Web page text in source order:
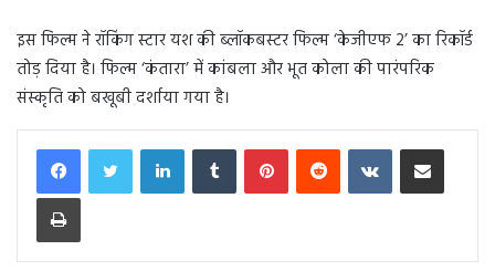
इस फिल्म ने रॉकिंग स्टार यश की ब्लॉकबस्टर फिल्म ‘केजीएफ 2’ का रिकॉर्ड
तोड़ दिया है। फिल्म ‘कंतारा’ में कांबला और भूत कोला की पारंपरिक
संस्कृति को बखूबी दर्शाया गया है।
LinkedInTumblr PinterestReddit VKontakteShare via Email
Print